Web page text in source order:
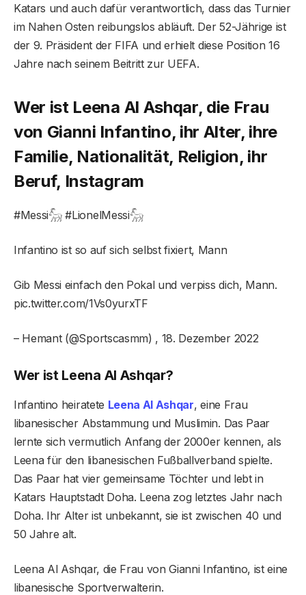
Katars und auch dafür verantwortlich, dass das Turnier
im Nahen Osten reibungslos abläuft. Der 52-Jährige ist
der 9. Präsident der FIFA und erhielt diese Position 16
Jahre nach seinem Beitritt zur UEFA.
Wer ist Leena Al Ashqar, die Frau
von Gianni Infantino, ihr Alter, ihre
Familie, Nationalität, Religion, ihr
Beruf, Instagram
#Messi𓃵 #LionelMessi𓃵
Infantino ist so auf sich selbst fixiert, Mann
Gib Messi einfach den Pokal und verpiss dich, Mann.
pic.twitter.com/1Vs0yurxTF
– Hemant (@Sportscasmm) , 18. Dezember 2022
Wer ist Leena Al Ashqar?
Infantino heiratete Leena Al Ashqar, eine Frau
libanesischer Abstammung und Muslimin. Das Paar
lernte sich vermutlich Anfang der 2000er kennen, als
Leena für den libanesischen Fußballverband spielte.
Das Paar hat vier gemeinsame Töchter und lebt in
Katars Hauptstadt Doha. Leena zog letztes Jahr nach
Doha. Ihr Alter ist unbekannt, sie ist zwischen 40 und
50 Jahre alt.
Leena Al Ashqar, die Frau von Gianni Infantino, ist eine
libanesische Sportverwalterin.